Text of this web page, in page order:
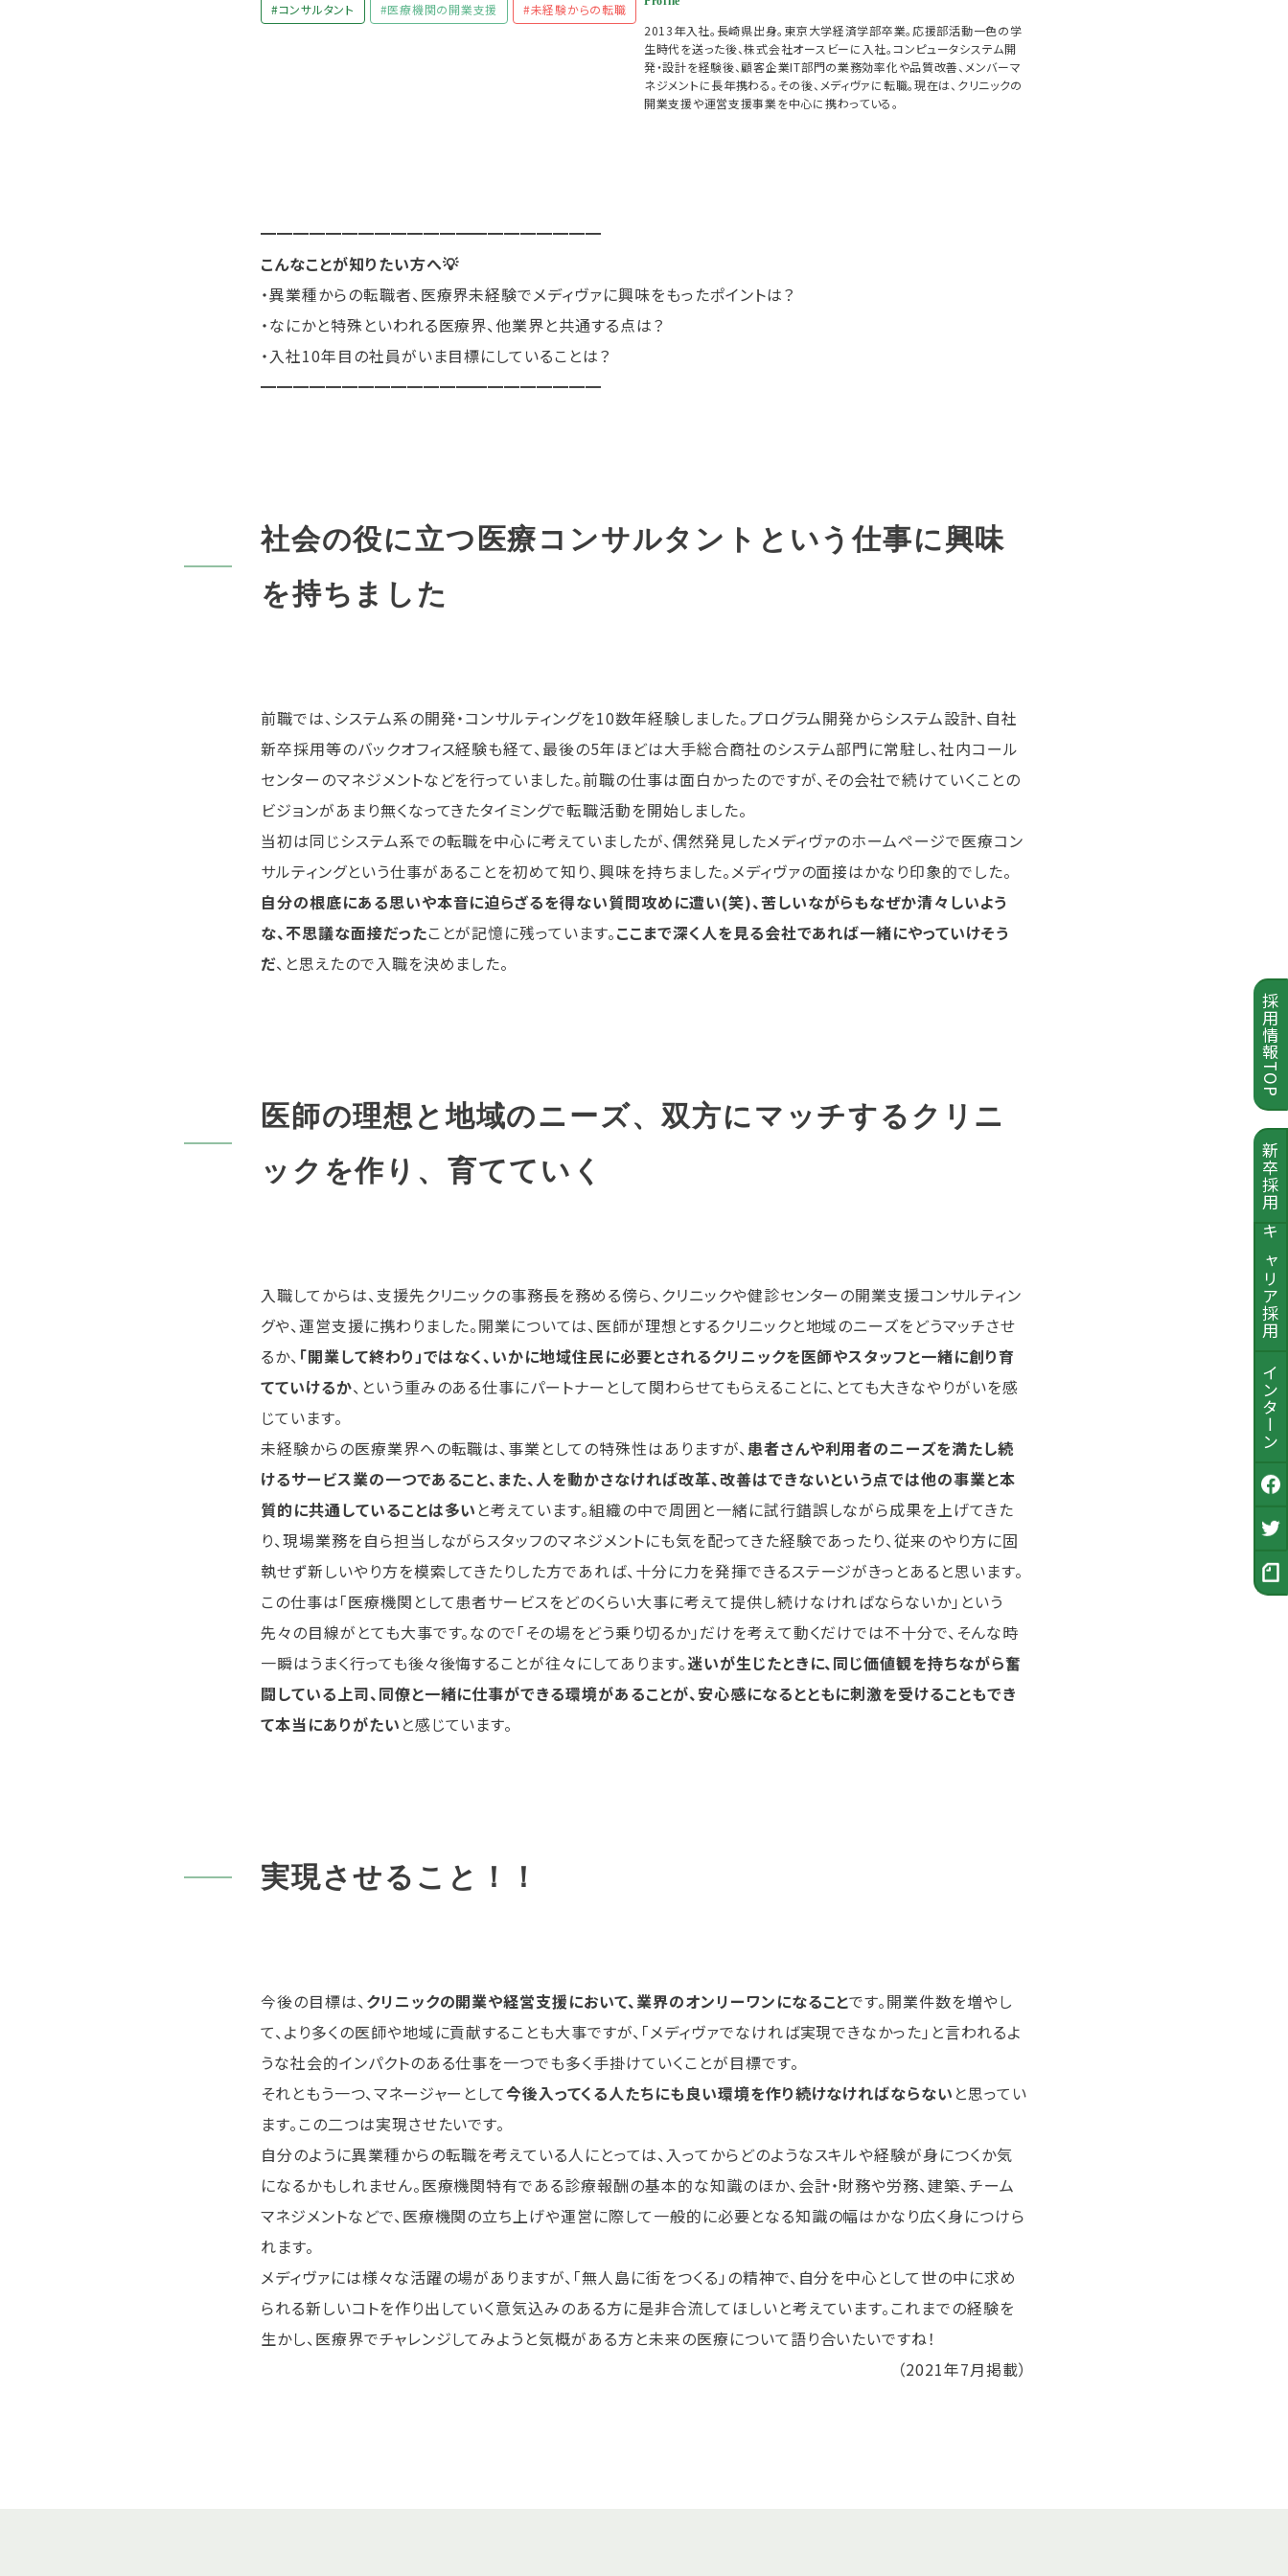
採用情報TOP
新卒採用
キャリア採用
インターン
公式Facebook
採用Twitter
採用ノート
#コンサルタント #医療機関の開業支援 #未経験からの転職
2013年入社。長崎県出身。東京大学経済学部卒業。応援部活動一色の学
生時代を送った後、株式会社オースビーに入社。コンピュータシステム開
発・設計を経験後、顧客企業IT部門の業務効率化や品質改善、メンバーマ
ネジメントに長年携わる。その後、メディヴァに転職。現在は、クリニックの
開業支援や運営支援事業を中心に携わっている。
━━━━━━━━━━━━━━━━━━━━━
こんなことが知りたい方へ💡
・異業種からの転職者、医療界未経験でメディヴァに興味をもったポイントは？
・なにかと特殊といわれる医療界、他業界と共通する点は？
・入社10年目の社員がいま目標にしていることは？
━━━━━━━━━━━━━━━━━━━━━
社会の役に立つ医療コンサルタントという仕事に興味
を持ちました
前職では、システム系の開発・コンサルティングを10数年経験しました。プログラム開発からシステム設計、自社
新卒採用等のバックオフィス経験も経て、最後の5年ほどは大手総合商社のシステム部門に常駐し、社内コール
センターのマネジメントなどを行っていました。前職の仕事は面白かったのですが、その会社で続けていくことの
ビジョンがあまり無くなってきたタイミングで転職活動を開始しました。
当初は同じシステム系での転職を中心に考えていましたが、偶然発見したメディヴァのホームページで医療コン
サルティングという仕事があることを初めて知り、興味を持ちました。メディヴァの面接はかなり印象的でした。
自分の根底にある思いや本音に迫らざるを得ない質問攻めに遭い(笑)、苦しいながらもなぜか清々しいよう
な、不思議な面接だったことが記憶に残っています。ここまで深く人を見る会社であれば一緒にやっていけそう
だ、と思えたので入職を決めました。
医師の理想と地域のニーズ、双方にマッチするクリニ
ックを作り、育てていく
入職してからは、支援先クリニックの事務長を務める傍ら、クリニックや健診センターの開業支援コンサルティン
グや、運営支援に携わりました。開業については、医師が理想とするクリニックと地域のニーズをどうマッチさせ
るか、 「開業して終わり」ではなく、いかに地域住民に必要とされるクリニックを医師やスタッフと一緒に創り育
てていけるか、という重みのある仕事にパートナーとして関わらせてもらえることに、とても大きなやりがいを感
じています。
未経験からの医療業界への転職は、事業としての特殊性はありますが、患者さんや利用者のニーズを満たし続
けるサービス業の一つであること、また、人を動かさなければ改革、改善はできないという点では他の事業と本
質的に共通していることは多い と考えています。組織の中で周囲と一緒に試行錯誤しながら成果を上げてきた
り、現場業務を自ら担当しながらスタッフのマネジメントにも気を配ってきた経験であったり、従来のやり方に固
執せず新しいやり方を模索してきたりした方であれば、十分に力を発揮できるステージがきっとあると思います。
この仕事は「医療機関として患者サービスをどのくらい大事に考えて提供し続けなければならないか」という
先々の目線がとても大事です。なので「その場をどう乗り切るか」だけを考えて動くだけでは不十分で、そんな時
一瞬はうまく行っても後々後悔することが往々にしてあります。迷いが生じたときに、同じ価値観を持ちながら奮
闘している上司、同僚と一緒に仕事ができる環境があることが、安心感になるとともに刺激を受けることもでき
て本当にありがたい と感じています。
実現させること！！
今後の目標は、クリニックの開業や経営支援において、業界のオンリーワンになることです。開業件数を増やし
て、より多くの医師や地域に貢献することも大事ですが、「メディヴァでなければ実現できなかった」と言われるよ
うな社会的インパクトのある仕事を一つでも多く手掛けていくことが目標です。
それともう一つ、マネージャーとして今後入ってくる人たちにも良い環境を作り続けなければならない と思ってい
ます。この二つは実現させたいです。
自分のように異業種からの転職を考えている人にとっては、入ってからどのようなスキルや経験が身につくか気
になるかもしれません。医療機関特有である診療報酬の基本的な知識のほか、会計・財務や労務、建築、チーム
マネジメントなどで、医療機関の立ち上げや運営に際して一般的に必要となる知識の幅はかなり広く身につけら
れます。
メディヴァには様々な活躍の場がありますが、「無人島に街をつくる」の精神で、自分を中心として世の中に求め
られる新しいコトを作り出していく意気込みのある方に是非合流してほしいと考えています。これまでの経験を
生かし、医療界でチャレンジしてみようと気概がある方と未来の医療について語り合いたいですね！
（2021年7月掲載）